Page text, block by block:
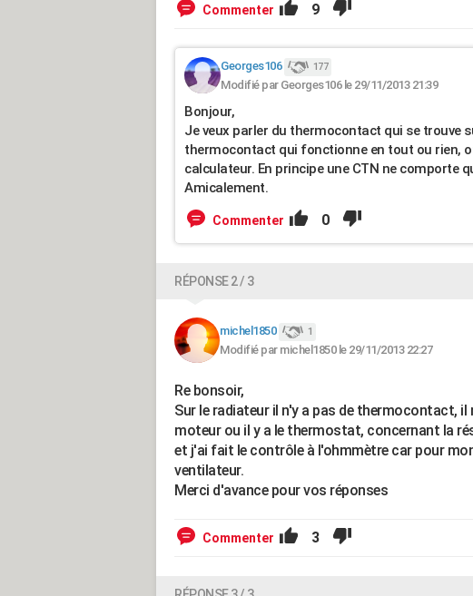
Commenter 9
Georges106 177
Modifié par Georges106 le 29/11/2013 21:39
Bonjour,
Je veux parler du thermocontact qui se trouve
thermocontact qui fonctionne en tout ou rien,
calculateur. En principe une CTN ne comporte
Amicalement.
Commenter 0
RÉPONSE 2 / 3
michel1850 1
Modifié par michel1850 le 29/11/2013 22:27
Re bonsoir,
Sur le radiateur il n'y a pas de thermocontact, il
moteur ou il y a le thermostat, concernant la
et j'ai fait le contrôle à l'ohmmètre car pour
ventilateur.
Merci d'avance pour vos réponses
Commenter 3